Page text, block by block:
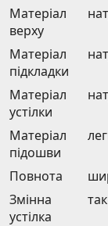
Матеріал
верху
Матеріал
підкладки
Матеріал
устілки
Матеріал
підошви
Повнота
Змінна
устілка
так